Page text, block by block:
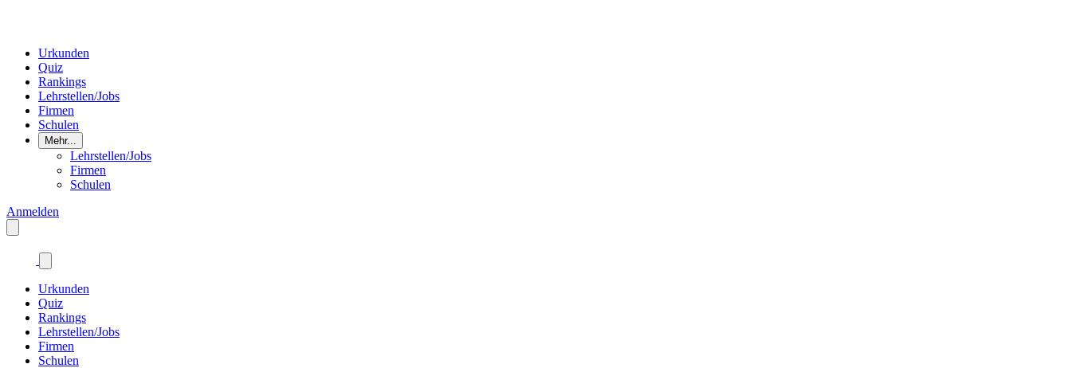
Urkunden
Quiz
Rankings
Lehrstellen/Jobs
Firmen
Schulen
Mehr...
Lehrstellen/Jobs
Firmen
Schulen
Anmelden
Urkunden
Quiz
Rankings
Lehrstellen/Jobs
Firmen
Schulen